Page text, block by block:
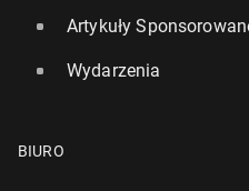
Artykuły
Wydarzenia
BIURO